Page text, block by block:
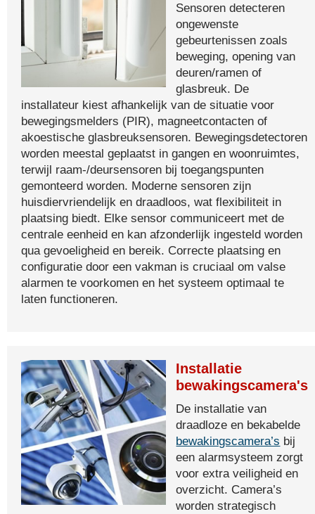
Sensoren detecteren
ongewenste
gebeurtenissen zoals
beweging, opening van
deuren/ramen of
glasbreuk. De
installateur kiest afhankelijk van de situatie voor
bewegingsmelders (PIR), magneetcontacten of
akoestische glasbreuksensoren. Bewegingsdetectoren
worden meestal geplaatst in gangen en woonruimtes,
terwijl raam-/deursensoren bij toegangspunten
gemonteerd worden. Moderne sensoren zijn
huisdiervriendelijk en draadloos, wat flexibiliteit in
plaatsing biedt. Elke sensor communiceert met de
centrale eenheid en kan afzonderlijk ingesteld worden
qua gevoeligheid en bereik. Correcte plaatsing en
configuratie door een vakman is cruciaal om valse
alarmen te voorkomen en het systeem optimaal te
laten functioneren.
Installatie
bewakingscamera's
De installatie van
draadloze en bekabelde
bewakingscamera’s bij
een alarmsysteem zorgt
voor extra veiligheid en
overzicht. Camera’s
worden strategisch